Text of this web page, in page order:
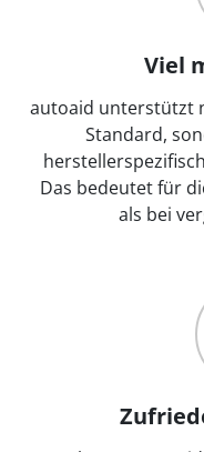
Viel
autoaid unterstützt
Standard,
Das bedeutet für
als bei